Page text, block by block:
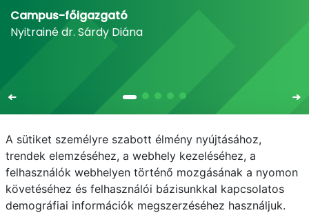
Campus-főigazgató
Nyitrainé dr. Sárdy Diána
E-mail Telefonkönyv NEPTUN
E-learning
Adatvédelem
A sütiket személyre szabott élmény nyújtásához,
trendek elemzéséhez, a webhely kezeléséhez, a
felhasználók webhelyen történő mozgásának a nyomon
követéséhez és felhasználói bázisunkkal kapcsolatos
demográfiai információk megszerzéséhez használjuk.